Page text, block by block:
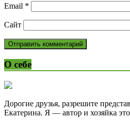
Email *
Сайт
О себе
Дорогие друзья, разрешите
Екатерина. Я — автор и хозяйка